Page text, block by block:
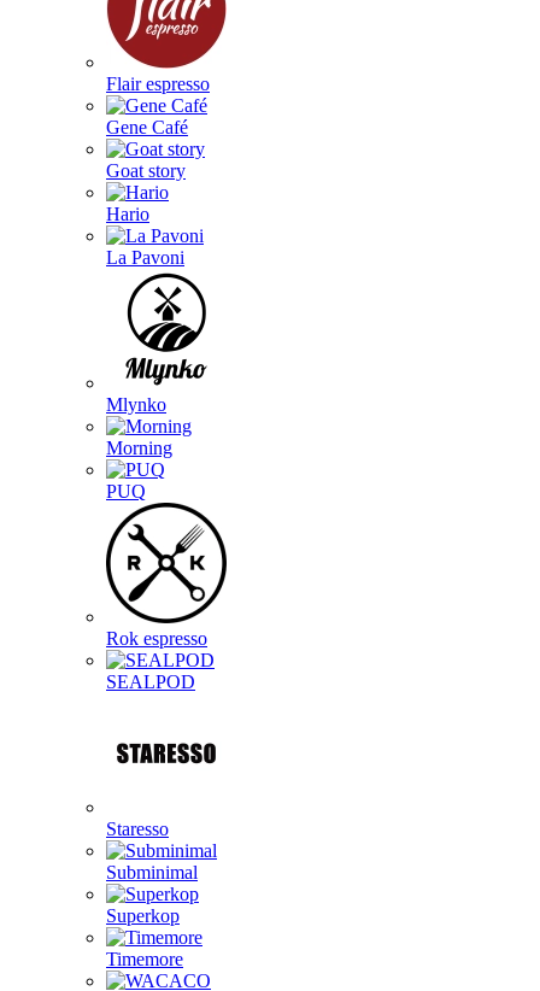
Flair espresso
Gene Café
Goat story
Hario
La Pavoni
Mlynko
Morning
PUQ
Rok espresso
SEALPOD
Staresso
Subminimal
Superkop
Timemore